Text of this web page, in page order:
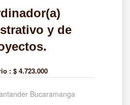
y de
: $ 4.723.000
Bucaramanga